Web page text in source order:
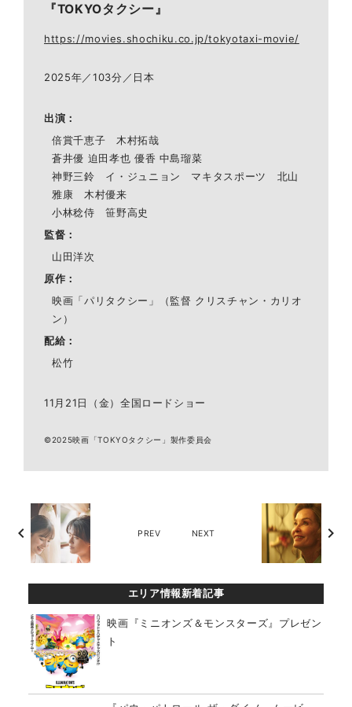
『TOKYOタクシー』
https://movies.shochiku.co.jp/tokyotaxi-movie/
2025年／103分／日本
出演
倍賞千恵子 木村拓哉
蒼井優 迫田孝也 優香 中島瑠菜
神野三鈴 イ・ジュニョン マキタスポーツ 北山
雅康 木村優来
小林稔侍 笹野高史
監督
山田洋次
原作
映画「パリタクシー」（監督 クリスチャン・カリオ
ン）
配給
松竹
11月21日（金）全国ロードショー
©2025映画「TOKYOタクシー」製作委員会
chevron_left PREV NEXT chevron_right
エリア情報新着記事
映画『ミニオンズ＆モンスターズ』プレゼン
ト